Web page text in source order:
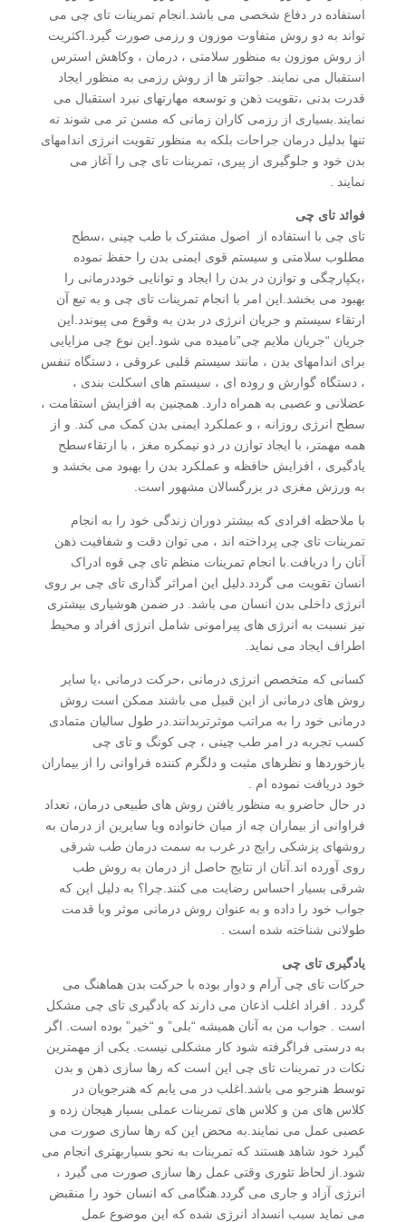
استفاده در دفاع شخصی می باشد.انجام تمرینات تای چی می
تواند به دو روش متفاوت موزون و رزمی صورت گیرد.اکثریت
از روش موزون به منظور سلامتی ، درمان ، وکاهش استرس
استقبال می نمایند. جوانتر ها از روش رزمی به منظور ایجاد
قدرت بدنی ،تقویت ذهن و توسعه مهارتهای نبرد استقبال می
نمایند.بسیاری از رزمی کاران زمانی که مسن تر می شوند نه
تنها بدلیل درمان جراحات بلکه به منظور تقویت انرژی اندامهای
بدن خود و جلوگیری از پیری، تمرینات تای چی را آغاز می
نمایند .
فوائد تای چی
تای چی با استفاده از اصول مشترک با طب چینی ،سطح
مطلوب سلامتی و سیستم قوی ایمنی بدن را حفظ نموده
،یکپارچگی و توازن در بدن را ایجاد و توانایی خوددرمانی را
بهبود می بخشد.این امر با انجام تمرینات تای چی و به تبع آن
ارتقاء سیستم و جریان انرژی در بدن به وقوع می پیوندد.این
جریان “جریان ملایم چی”نامیده می شود.این نوع چی مزایایی
برای اندامهای بدن ، مانند سیستم قلبی عروقی ، دستگاه تنفس
، دستگاه گوارش و روده ای ، سیستم های اسکلت بندی ،
عضلانی و عصبی به همراه دارد. همچنین به افزایش استقامت ،
سطح انرژی روزانه ، و عملکرد ایمنی بدن کمک می کند. و از
همه مهمتر، با ایجاد توازن در دو نیمکره مغز ، با ارتقاءسطح
یادگیری ، افزایش حافظه و عملکرد بدن را بهبود می بخشد و
به ورزش مغزی در بزرگسالان مشهور است.
با ملاحظه افرادی که بیشتر دوران زندگی خود را به انجام
تمرینات تای چی پرداخته اند ، می توان دقت و شفافیت ذهن
آنان را دریافت.با انجام تمرینات منظم تای چی قوه ادراک
انسان تقویت می گردد.دلیل این امراثر گذاری تای چی بر روی
انرژی داخلی بدن انسان می باشد. در ضمن هوشیاری بیشتری
نیز نسبت به انرژی های پیرامونی شامل انرژی افراد و محیط
اطراف ایجاد می نماید.
کسانی که متخصص انرژی درمانی ،حرکت درمانی ،یا سایر
روش های درمانی از این قبیل می باشند ممکن است روش
درمانی خود را به مراتب موثرتربدانند.در طول سالیان متمادی
کسب تجربه در امر طب چینی ، چی کونگ و تای چی
بازخوردها و نظرهای مثبت و دلگرم کننده فراوانی را از بیماران
خود دریافت نموده ام .
در حال حاضرو به منظور یافتن روش های طبیعی درمان، تعداد
فراوانی از بیماران چه از میان خانواده ویا سایرین از درمان به
روشهای پزشکی رایج در غرب به سمت درمان طب شرقی
روی آورده اند.آنان از نتایج حاصل از درمان به روش طب
شرقی بسیار احساس رضایت می کنند.چرا؟ به دلیل این که
جواب خود را داده و به عنوان روش درمانی موثر وبا قدمت
طولانی شناخته شده است .
یادگیری تای چی
حرکات تای چی آرام و دوار بوده با حرکت بدن هماهنگ می
گردد . افراد اغلب اذعان می دارند که یادگیری تای چی مشکل
است . جواب من به آنان همیشه “بلی” و “خیر” بوده است. اگر
به درستی فراگرفته شود کار مشکلی نیست. یکی از مهمترین
نکات در تمرینات تای چی این است که رها سازی ذهن و بدن
توسط هنرجو می باشد.اغلب در می یابم که هنرجویان در
کلاس های من و کلاس های تمرینات عملی بسیار هیجان زده و
عصبی عمل می نمایند.به محض این که رها سازی صورت می
گیرد خود شاهد هستند که تمرینات به نحو بسیاربهتری انجام می
شود.از لحاظ تئوری وقتی عمل رها سازی صورت می گیرد ،
انرژی آزاد و جاری می گردد.هنگامی که انسان خود را منقبض
می نماید سبب انسداد انرژی شده که این موضوع عمل